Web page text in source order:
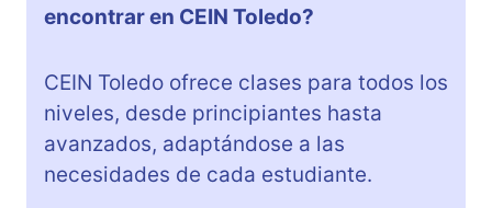
encontrar en CEIN Toledo?
CEIN Toledo ofrece clases para todos los
niveles, desde principiantes hasta
avanzados, adaptándose a las
necesidades de cada estudiante.